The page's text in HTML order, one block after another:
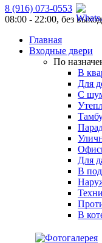
8 (916) 073-0553
08:00 - 22:00, без
Главная
Входные двери
По
В
Для
С
Для
В
В